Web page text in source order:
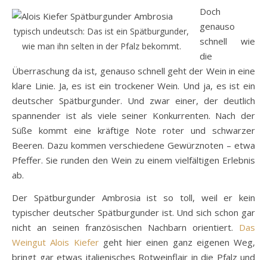
typisch undeutsch: Das ist ein Spätburgunder,
wie man ihn selten in der Pfalz bekommt.
Doch
genauso
schnell wie
die
Überraschung da ist, genauso schnell geht der Wein in eine
klare Linie. Ja, es ist ein trockener Wein. Und ja, es ist ein
deutscher Spätburgunder. Und zwar einer, der deutlich
spannender ist als viele seiner Konkurrenten. Nach der
Süße kommt eine kräftige Note roter und schwarzer
Beeren. Dazu kommen verschiedene Gewürznoten – etwa
Pfeffer. Sie runden den Wein zu einem vielfältigen Erlebnis
ab.
Der Spätburgunder Ambrosia ist so toll, weil er kein
typischer deutscher Spätburgunder ist. Und sich schon gar
nicht an seinen französischen Nachbarn orientiert. Das
Weingut Alois Kiefergeht hier einen ganz eigenen Weg,
bringt gar etwas italienisches Rotweinflair in die Pfalz und